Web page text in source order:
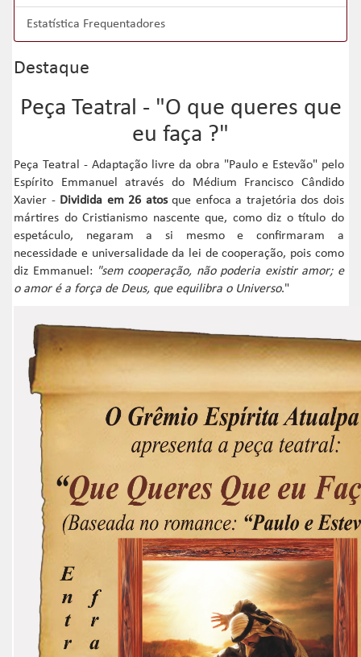
Estatística Frequentadores
Destaque
Peça Teatral - "O que queres que
eu faça ?"
Peça Teatral - Adaptação livre da obra "Paulo e Estevão" pelo
Espírito Emmanuel através do Médium Francisco Cândido
Xavier - Dividida em 26 atosque enfoca a trajetória dos dois
mártires do Cristianismo nascente que, como diz o título do
espetáculo, negaram a si mesmo e confirmaram a
necessidade e universalidade da lei de cooperação, pois como
diz Emmanuel: "sem cooperação, não poderia existir amor; e
o amor é a força de Deus, que equilibra o Universo."